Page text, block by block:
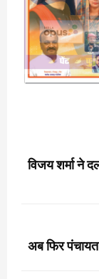
विजय शर्मा ने
अब फिर